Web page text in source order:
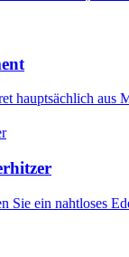
hauptsächlich
Sie ein nahtloses